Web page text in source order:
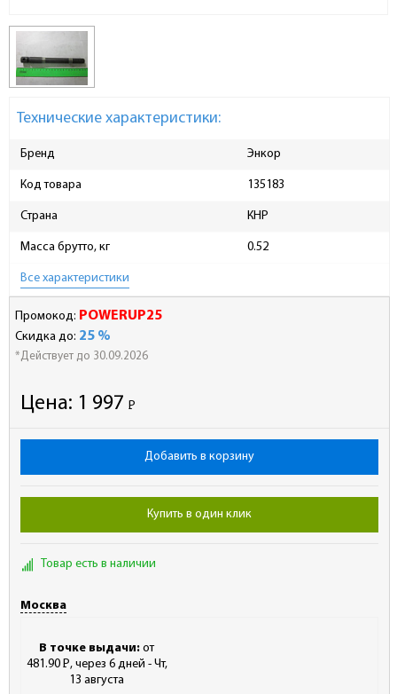
Технические характеристики:
Бренд Энкор
Код товара 135183
Страна КНР
Масса брутто, кг 0.52
Все характеристики
Промокод: POWERUP25
Скидка до: 25 %
*Действует до 30.09.2026
Цена: 1 997 Р
-
Добавить в корзину
Купить в один клик
Товар есть в наличии
Москва
В точке выдачи: от
481.90 Р
- , через 6 дней - Чт,
13 августа